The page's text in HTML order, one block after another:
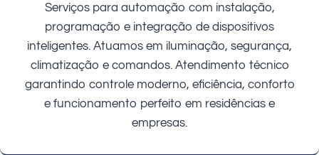
Serviços para automação com instalação,
programação e integração de dispositivos
inteligentes. Atuamos em iluminação, segurança,
climatização e comandos. Atendimento técnico
garantindo controle moderno, eficiência, conforto
e funcionamento perfeito em residências e
empresas.